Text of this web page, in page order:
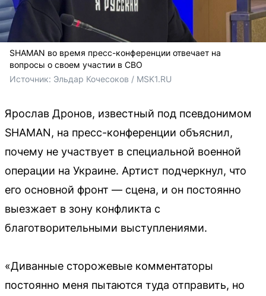
SHAMAN во время пресс-конференции отвечает на
вопросы о своем участии в СВО
Источник: Эльдар Кочесоков / MSK1.RU
Ярослав Дронов, известный под псевдонимом
SHAMAN, на пресс-конференции объяснил,
почему не участвует в специальной военной
операции на Украине. Артист подчеркнул, что
его основной фронт — сцена, и он постоянно
выезжает в зону конфликта с
благотворительными выступлениями.
«Диванные сторожевые комментаторы
постоянно меня пытаются туда отправить, но